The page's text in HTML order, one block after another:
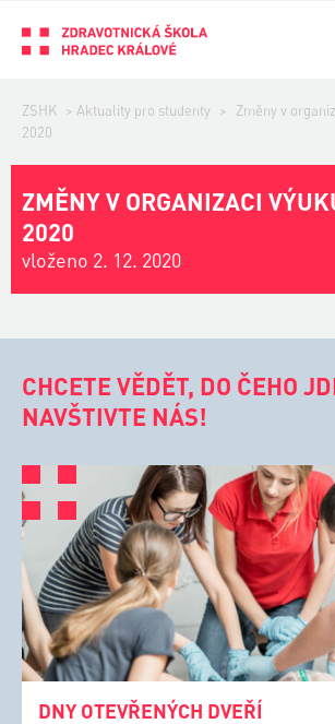
ZSHK > Aktuality pro studenty >
Změny v
2020
ZMĚNY V ORGANIZACI
2020
vloženo 2. 12. 2020
CHCETE VĚDĚT, DO ČEHO
NAVŠTIVTE NÁS!
DNY OTEVŘENÝCH DVEŘÍ